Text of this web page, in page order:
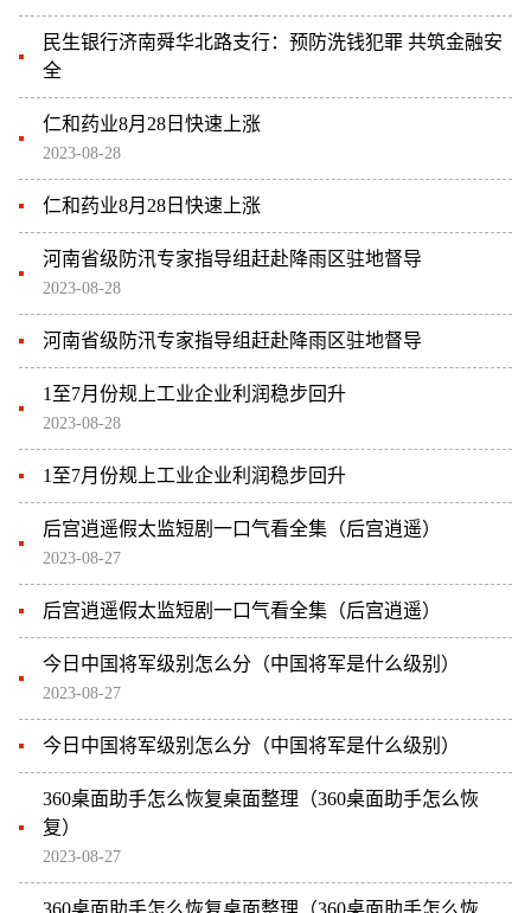
民生银行济南舜华北路支行：预防洗钱犯罪 共筑金融安
全
仁和药业8月28日快速上涨
2023-08-28
仁和药业8月28日快速上涨
河南省级防汛专家指导组赶赴降雨区驻地督导
2023-08-28
河南省级防汛专家指导组赶赴降雨区驻地督导
1至7月份规上工业企业利润稳步回升
2023-08-28
1至7月份规上工业企业利润稳步回升
后宫逍遥假太监短剧一口气看全集（后宫逍遥）
2023-08-27
后宫逍遥假太监短剧一口气看全集（后宫逍遥）
今日中国将军级别怎么分（中国将军是什么级别）
2023-08-27
今日中国将军级别怎么分（中国将军是什么级别）
360桌面助手怎么恢复桌面整理（360桌面助手怎么恢
复）
2023-08-27
360桌面助手怎么恢复桌面整理（360桌面助手怎么恢